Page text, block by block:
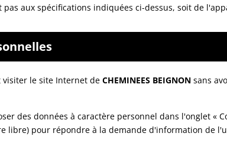
aux spécifications indiquées ci-dessus, soit de
le site Internet de CHEMINEES BEIGNON sans
des données à caractère personnel dans l'onglet «
libre) pour répondre à la demande d'information de